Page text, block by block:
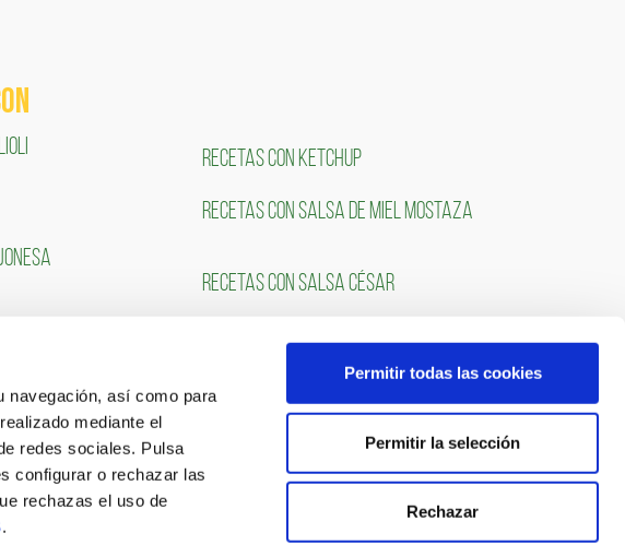
navegación, así como para
mediante el
redes sociales. Pulsa
configurar o rechazar las
rechazas el uso de
.
Permitir todas las cookies
Permitir la selección
Rechazar
RECETAS CON KETCHUP
RECETAS CON SALSA DE MIEL MOSTAZA
RECETAS CON SALSA CÉSAR
NOSOTROS
OFERTAS
SÍGUENOS